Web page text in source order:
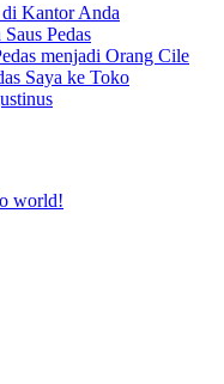
di Kantor Anda
Pedas
menjadi Orang Cile
Saya ke Toko
world!